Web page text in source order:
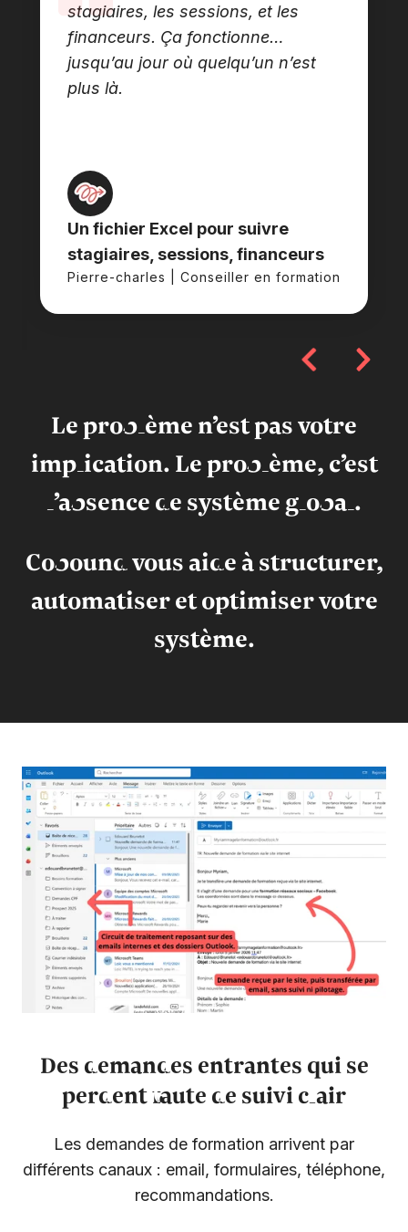
stagiaires, les sessions, et les
financeurs. Ça fonctionne…
jusqu’au jour où quelqu’un n’est
plus là.
Un fichier Excel pour suivre
stagiaires, sessions, financeurs
Pierre-charles | Conseiller en formation
Le problème n’est pas votre
implication.Le problème, c’est
l’absence de système global.
Cobound vous aide à structurer,
automatiser et optimiser votre
système.
Des demandes entrantes qui se
perdent faute de suivi clair
Les demandes de formation arrivent par
différents canaux : email, formulaires, téléphone,
recommandations.